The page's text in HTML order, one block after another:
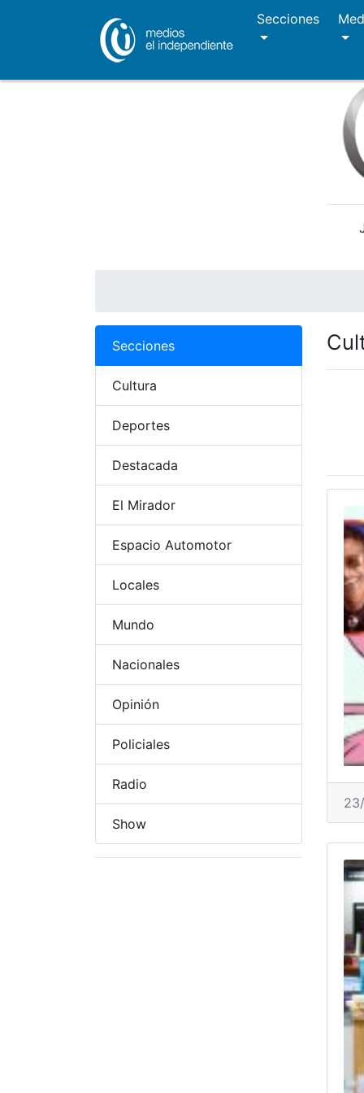
Secciones
Secciones
Cultura
Deportes
Destacada
El Mirador
Espacio Automotor
Locales
Mundo
Nacionales
Opinión
Policiales
Radio
Show